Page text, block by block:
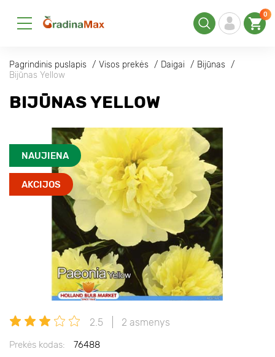
0
Pagrindinis puslapis Visos prekės Daigai
Bijūnas
Bijūnas Yellow
BIJŪNAS YELLOW
NAUJIENA
AKCIJOS
2.5 2 asmenys
Prekės kodas:
76488